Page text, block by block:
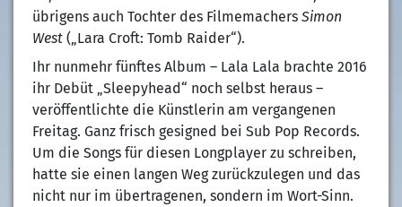
übrigens auch Tochter des Filmemachers Simon
West(„Lara Croft: Tomb Raider“).
Ihr nunmehr fünftes Album – Lala Lala brachte 2016
ihr Debüt „Sleepyhead“ noch selbst heraus –
veröffentlichte die Künstlerin am vergangenen
Freitag. Ganz frisch gesigned bei Sub Pop Records.
Um die Songs für diesen Longplayer zu schreiben,
hatte sie einen langen Weg zurückzulegen und das
nicht nur im übertragenen, sondern im Wort-Sinn.